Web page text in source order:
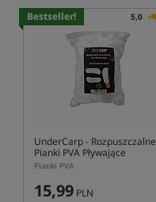
Bestseller! 5,0
UnderCarp- Rozpuszczalne
Pianki PVA Pływające
Pianki PVA
15,99 PLN